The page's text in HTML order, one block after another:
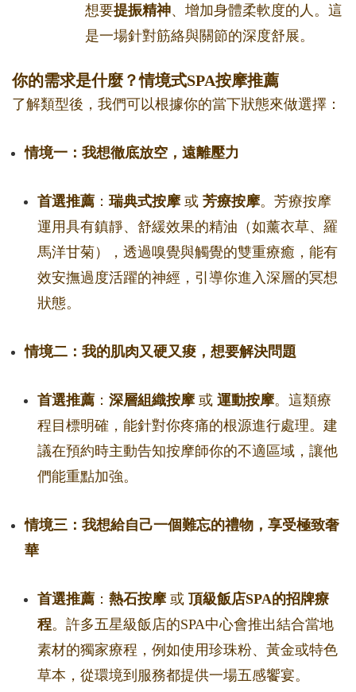
想要提振精神、增加身體柔軟度的人。這
是一場針對筋絡與關節的深度舒展。
你的需求是什麼？情境式SPA按摩推薦
了解類型後，我們可以根據你的當下狀態來做選擇：
情境一：我想徹底放空，遠離壓力
首選推薦 ： 瑞典式按摩或 芳療按摩。芳療按摩
運用具有鎮靜、舒緩效果的精油（如薰衣草、羅
馬洋甘菊），透過嗅覺與觸覺的雙重療癒，能有
效安撫過度活躍的神經，引導你進入深層的冥想
狀態。
情境二：我的肌肉又硬又痠，想要解決問題
首選推薦 ： 深層組織按摩或 運動按摩。這類療
程目標明確，能針對你疼痛的根源進行處理。建
議在預約時主動告知按摩師你的不適區域，讓他
們能重點加強。
情境三：我想給自己一個難忘的禮物，享受極致奢
華
首選推薦 ： 熱石按摩或 頂級飯店SPA的招牌療
程。許多五星級飯店的SPA中心會推出結合當地
素材的獨家療程，例如使用珍珠粉、黃金或特色
草本，從環境到服務都提供一場五感饗宴。